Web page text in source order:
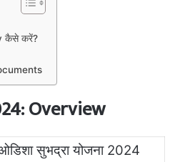
कैसे करें?
Overview
सुभद्रा योजना 2024